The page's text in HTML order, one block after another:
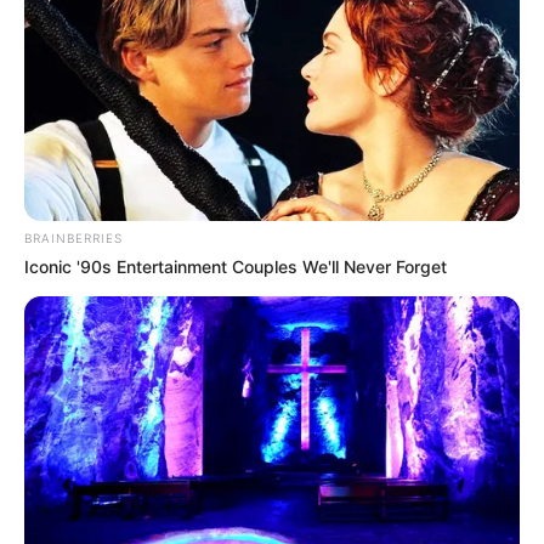
κινδυνεύω τώρα να χάσω μέχρι και την ιστοσελίδα
μου… Είμαι ευγνώμων για όσους μπήκαν μέχρι τώρα
στη διαδικασία να με τιμήσουν με μια συνδρομή ή
δωρεά… Προσωπικά θα κάνω τα πάντα να μη λείψω
ούτε μια μέρα από την ενημέρωση σας, αλλά πλέον
δεν εξαρτάται μόνον από εμένα…
ΣΤΗΡΙΞΤΕ ΤΗΝ ΠΡΟΣΠΑΘΕΙΑ ΜΑΣ.. ΜΗΝ
ΑΦΗΣΕΤΕ ΝΑ ΚΛΕΙΣΕΙ ΑΥΤΟ ΤΟ ΙΣΤΟΛΟΓΙΟ…
ΒΟΗΘΕΙΣΤΕ ΜΑΣ ΚΑΝΟΝΤΑΣ ΜΙΑ
ΔΩΡΕΑ..ΠΑΤΗΣΤΕ ΤΟ ΚΟΥΜΠΙ “DONATE”
ΠΑΡΑΚΑΤΩ(απλά εδώ να τονίσω ότι για να
προχωρήσει η διαδικασία με το DONATE, ΔΕΝ
πρέπει να τσεκάρετε το κουτί που σας ζητάει να
διατηρήσει τα στοιχεία σας)…ΕΑΝ ΚΑΠΟΙΟΙ ΔΕΝ
ΘΕΛΕΤΕ ΝΑ ΔΩΣΕΤΕ ΣΤΟΙΧΕΙΑ ΤΗΣ ΚΑΡΤΑΣ
ΣΑΣ ΣΤΟ ΔΙΑΔΙΚΤΥΟ, Η ΑΠΛΑ ΔΕΝ ΤΑ
BRAINBERRIES
Iconic '90s Entertainment Couples We'll Never Forget